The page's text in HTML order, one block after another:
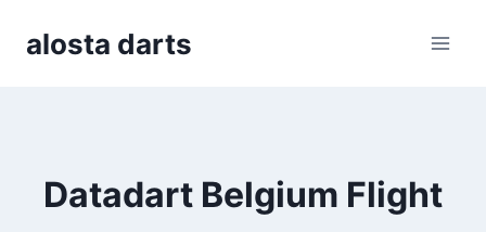
alosta darts
Datadart Belgium Flight